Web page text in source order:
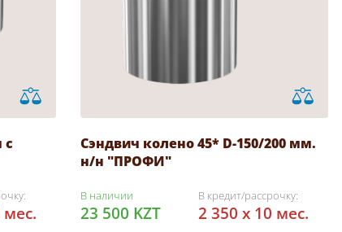
с
мес.
Сэндвич колено 45* D-150/200 мм.
н/н "ПРОФИ"
В наличии
23 500 KZT
В кредит/рассрочку:
2 350 x 10 мес.